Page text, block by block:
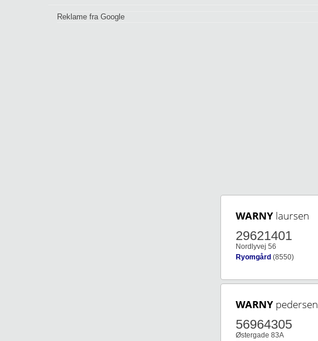
Reklame fra Google
WARNY laursen
29621401
Nordlyvej 56
Ryomgård (8550)
WARNY pedersen
56964305
Østergade 83A